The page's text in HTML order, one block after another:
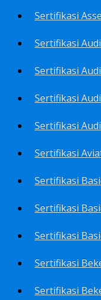
Sertifikasi
Sertifikasi
Sertifikasi
Sertifikasi
Sertifikasi
Sertifikasi